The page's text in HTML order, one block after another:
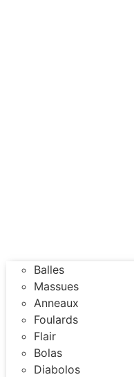
Balles
Massues
Anneaux
Foulards
Flair
Bolas
Diabolos